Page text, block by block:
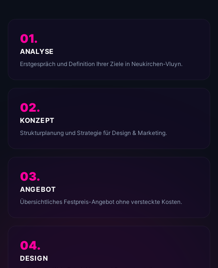
01.
ANALYSE
Erstgespräch und Definition Ihrer Ziele in Neukirchen-Vluyn.
02.
KONZEPT
Strukturplanung und Strategie für Design & Marketing.
03.
ANGEBOT
Übersichtliches Festpreis-Angebot ohne versteckte Kosten.
04.
DESIGN